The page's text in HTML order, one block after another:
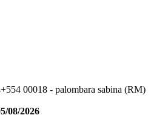
00018 - palombara sabina (RM)
08/2026